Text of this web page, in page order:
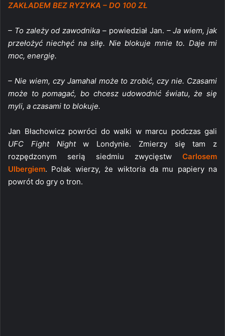
ZAKŁADEM BEZ RYZYKA – DO 100 ZŁ
– To zależy od zawodnika – powiedział Jan. – Ja wiem, jak
przełożyć niechęć na siłę. Nie blokuje mnie to. Daje mi
moc, energię.
– Nie wiem, czy Jamahal może to zrobić, czy nie. Czasami
może to pomagać, bo chcesz udowodnić światu, że się
myli, a czasami to blokuje.
Jan Błachowicz powróci do walki w marcu podczas gali
UFC Fight Nightw Londynie. Zmierzy się tam z
rozpędzonym serią siedmiu zwycięstw Carlosem
Ulbergiem. Polak wierzy, że wiktoria da mu papiery na
powrót do gry o tron.